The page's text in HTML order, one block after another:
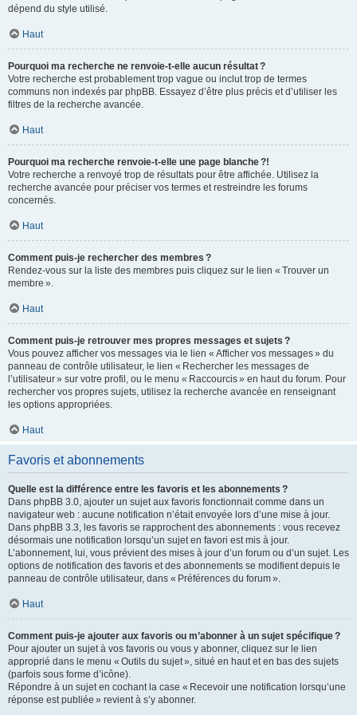
dépend du style utilisé.
Haut
Pourquoi ma recherche ne renvoie-t-elle aucun résultat ?
Votre recherche est probablement trop vague ou inclut trop de termes
communs non indexés par phpBB. Essayez d’être plus précis et d’utiliser les
filtres de la recherche avancée.
Haut
Pourquoi ma recherche renvoie-t-elle une page blanche ?!
Votre recherche a renvoyé trop de résultats pour être affichée. Utilisez la
recherche avancée pour préciser vos termes et restreindre les forums
concernés.
Haut
Comment puis-je rechercher des membres ?
Rendez-vous sur la liste des membres puis cliquez sur le lien « Trouver un
membre ».
Haut
Comment puis-je retrouver mes propres messages et sujets ?
Vous pouvez afficher vos messages via le lien « Afficher vos messages » du
panneau de contrôle utilisateur, le lien « Rechercher les messages de
l’utilisateur » sur votre profil, ou le menu « Raccourcis » en haut du forum. Pour
rechercher vos propres sujets, utilisez la recherche avancée en renseignant
les options appropriées.
Haut
Favoris et abonnements
Quelle est la différence entre les favoris et les abonnements ?
Dans phpBB 3.0, ajouter un sujet aux favoris fonctionnait comme dans un
navigateur web : aucune notification n’était envoyée lors d’une mise à jour.
Dans phpBB 3.3, les favoris se rapprochent des abonnements : vous recevez
désormais une notification lorsqu’un sujet en favori est mis à jour.
L’abonnement, lui, vous prévient des mises à jour d’un forum ou d’un sujet. Les
options de notification des favoris et des abonnements se modifient depuis le
panneau de contrôle utilisateur, dans « Préférences du forum ».
Haut
Comment puis-je ajouter aux favoris ou m’abonner à un sujet spécifique ?
Pour ajouter un sujet à vos favoris ou vous y abonner, cliquez sur le lien
approprié dans le menu « Outils du sujet », situé en haut et en bas des sujets
(parfois sous forme d’icône).
Répondre à un sujet en cochant la case « Recevoir une notification lorsqu’une
réponse est publiée » revient à s’y abonner.